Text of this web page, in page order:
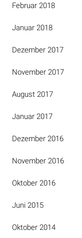
Februar 2018
Januar 2018
Dezember 2017
November 2017
August 2017
Januar 2017
Dezember 2016
November 2016
Oktober 2016
Juni 2015
Oktober 2014